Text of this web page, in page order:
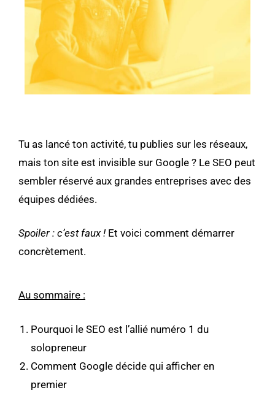
Tu as lancé ton activité, tu publies sur les réseaux,
mais ton site est invisible sur Google ? Le SEO peut
sembler réservé aux grandes entreprises avec des
équipes dédiées.
Spoiler : c’est faux ! Et voici comment démarrer
concrètement.
Au sommaire :
Pourquoi le SEO est l’allié numéro 1 du
solopreneur
Comment Google décide qui afficher en
premier